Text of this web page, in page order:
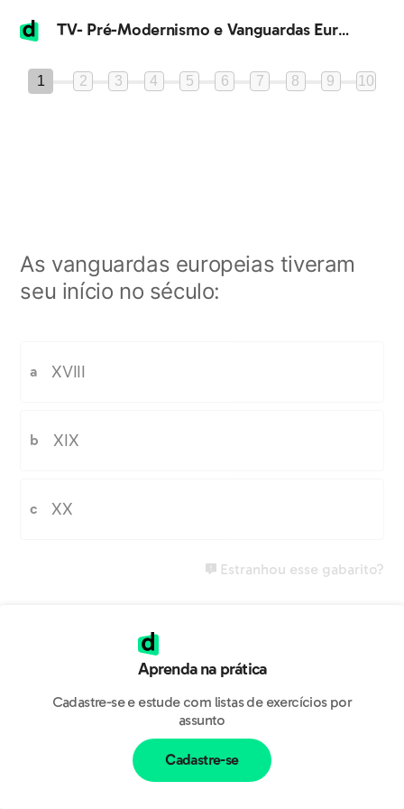
TV- Pré-Modernismo e Vanguardas Europeias
1 2 3 4 5 6 7 8 9 10
As vanguardas europeias tiveram
seu início no século:
a XVIII
b XIX
c XX
Estranhou esse gabarito?
Aprenda na prática
Cadastre-se e estude com listas de exercícios por
assunto
Cadastre-se